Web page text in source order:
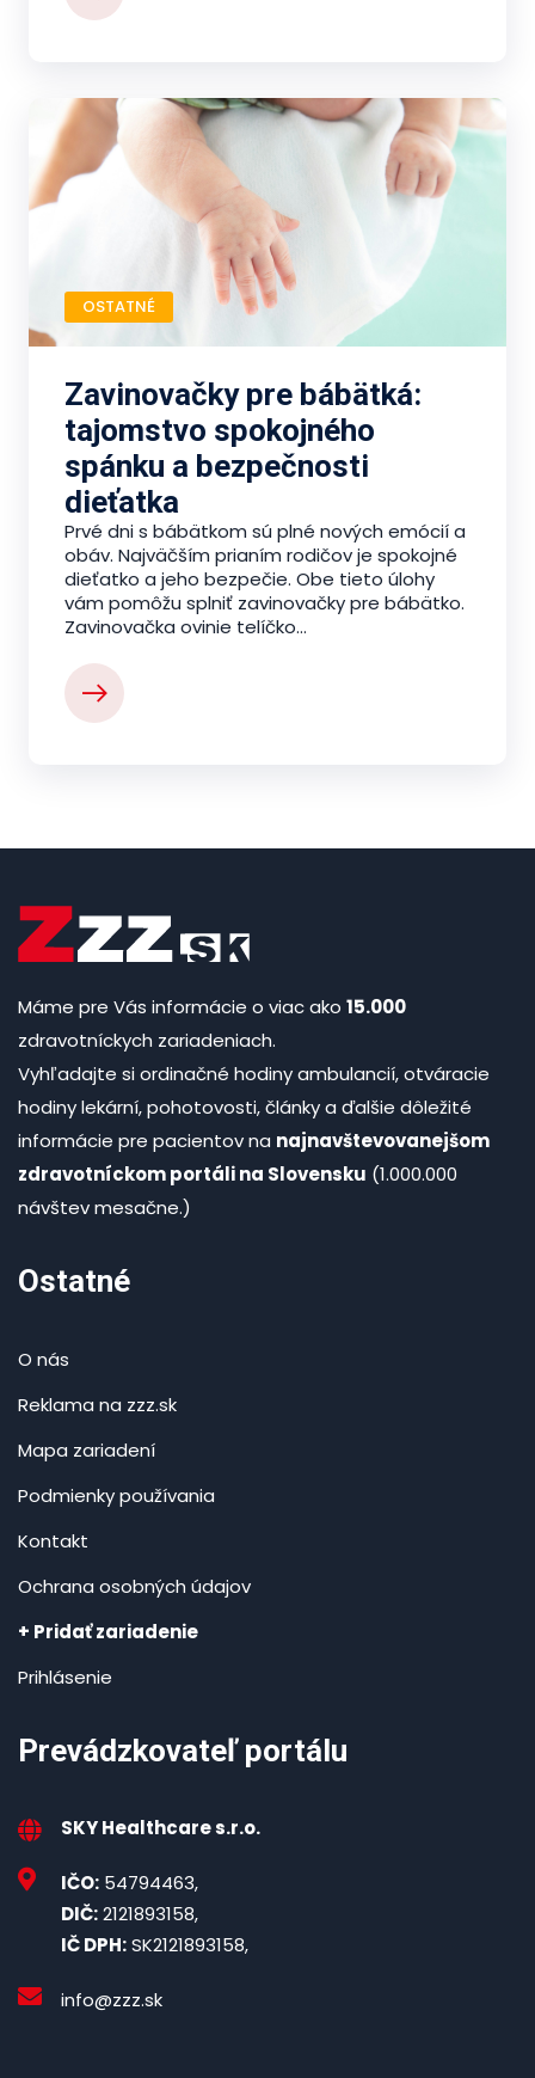
OSTATNÉ
Zavinovačky pre bábätká:
tajomstvo spokojného
spánku a bezpečnosti
dieťatka
Prvé dni s bábätkom sú plné nových emócií a
obáv. Najväčším prianím rodičov je spokojné
dieťatko a jeho bezpečie. Obe tieto úlohy
vám pomôžu splniť zavinovačky pre bábätko.
Zavinovačka ovinie telíčko...
Máme pre Vás informácie o viac ako 15.000
zdravotníckych zariadeniach.
Vyhľadajte si ordinačné hodiny ambulancií, otváracie
hodiny lekární, pohotovosti, články a ďalšie dôležité
informácie pre pacientov na najnavštevovanejšom
zdravotníckom portáli na Slovensku (1.000.000
návštev mesačne.)
Ostatné
O nás
Reklama na zzz.sk
Mapa zariadení
Podmienky používania
Kontakt
Ochrana osobných údajov
+ Pridať zariadenie
Prihlásenie
Prevádzkovateľ portálu
SKY Healthcare s.r.o.
IČO: 54794463,
DIČ:2121893158,
IČ DPH:SK2121893158,
info@zzz.sk